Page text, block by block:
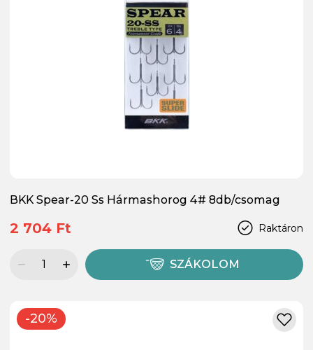
BKK Spear-20 Ss Hármashorog 4# 8db/csomag
Raktáron
2 704 Ft
SZÁKOLOM
-20%